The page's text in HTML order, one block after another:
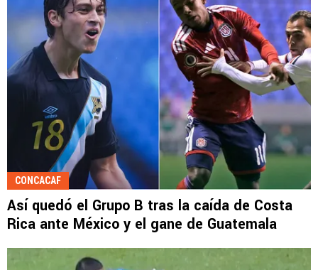
CONCACAF
Así quedó el Grupo B tras la caída de Costa
Rica ante México y el gane de Guatemala